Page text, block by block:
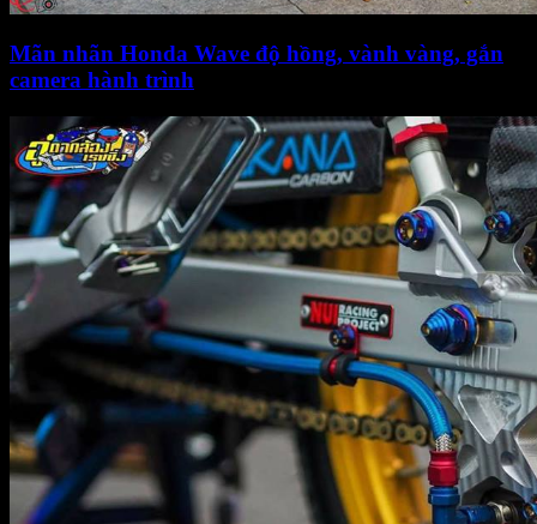
Mãn nhãn Honda Wave độ hồng, vành vàng, gắn
camera hành trình